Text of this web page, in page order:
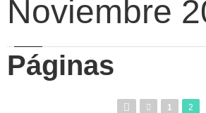
Noviembre
Páginas
1 2